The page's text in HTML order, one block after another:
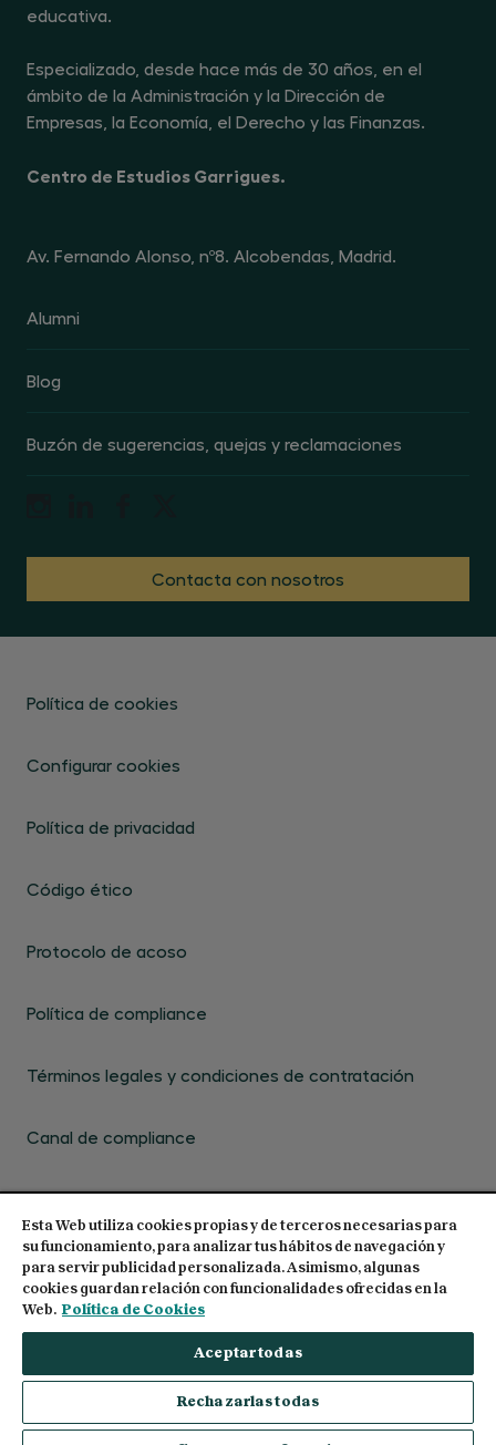
educativa.
Especializado, desde hace más de 30 años, en el
ámbito de la Administración y la Dirección de
Empresas, la Economía, el Derecho y las Finanzas.
Centro de Estudios Garrigues.
Av. Fernando Alonso, nº8. Alcobendas, Madrid.
Alumni
Blog
Buzón de sugerencias, quejas y reclamaciones
Contacta con nosotros
Política de cookies
Configurar cookies
Política de privacidad
Código ético
Protocolo de acoso
Política de compliance
Términos legales y condiciones de contratación
Canal de compliance
© 2026 Centro de Estudios Garrigues. Todos los
derechos reservados
Esta Web utiliza cookies propias y de terceros necesarias para
su funcionamiento, para analizar tus hábitos de navegación y
para servir publicidad personalizada. Asimismo, algunas
cookies guardan relación con funcionalidades ofrecidas en la
Web. Política de Cookies
Aceptar todas
Rechazarlas todas